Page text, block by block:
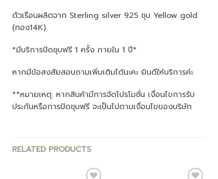
ตัวเรือนผลิตจาก Sterling silver 925 ชุบ Yellow gold
(ทอง14K)
*มีบริการปัดชุบฟรี 1 ครั้ง ภายใน 1 ปี*
หากมีข้อสงสัยสอบถามเพิ่มเติมได้นะคะ ยินดีให้บริการค่ะ
**หมายเหตุ: หากสินค้ามีการจัดโปรโมชั่น เงื่อนไขการรับ
ประกันหรือการปัดชุบฟรี จะเป็นไปตามเงื่อนไขของบริษัท
RELATED PRODUCTS